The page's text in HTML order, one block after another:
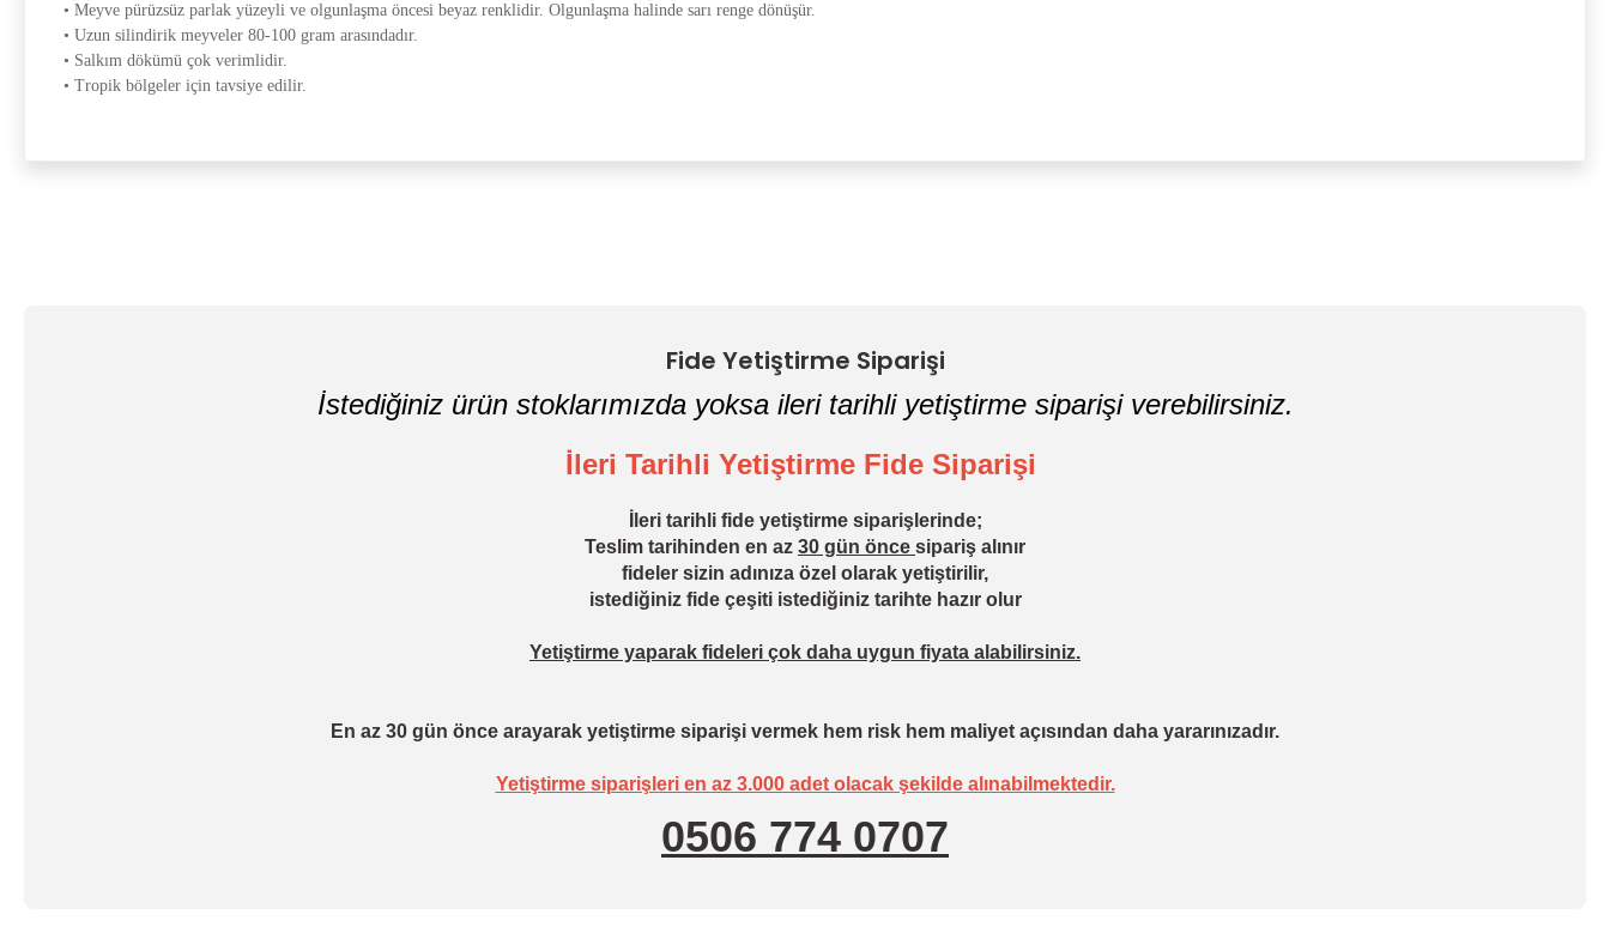
• Meyve pürüzsüz parlak yüzeyli ve olgunlaşma öncesi beyaz renklidir. Olgunlaşma halinde sarı renge dönüşür.
• Uzun silindirik meyveler 80-100 gram arasındadır.
• Salkım dökümü çok verimlidir.
• Tropik bölgeler için tavsiye edilir.
Fide Yetiştirme Siparişi
İstediğiniz ürün stoklarımızda yoksa ileri tarihli yetiştirme siparişi verebilirsiniz.
İleri Tarihli Yetiştirme Fide Siparişi
İleri tarihli fide yetiştirme siparişlerinde;
Teslim tarihinden en az 30 gün önce sipariş alınır
fideler sizin adınıza özel olarak yetiştirilir,
istediğiniz fide çeşiti istediğiniz tarihte hazır olur
Yetiştirme yaparak fideleri çok daha uygun fiyata alabilirsiniz.
En az 30 gün önce arayarak yetiştirme siparişi vermek hem risk hem maliyet açısından daha yararınızadır.
Yetiştirme siparişleri en az 3.000 adet olacak şekilde alınabilmektedir.
0506 774 0707